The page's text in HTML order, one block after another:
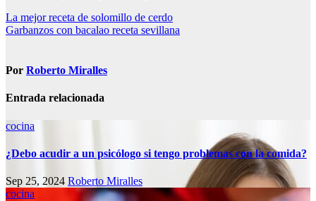
Navegación
de
La mejor receta de solomillo de cerdo
Garbanzos con bacalao receta sevillana
Por Roberto Miralles
Entrada relacionada
cocina
¿Debo acudir a un psicólogo si tengo problemas con la comida?
Sep 25, 2024 Roberto Miralles
cocina